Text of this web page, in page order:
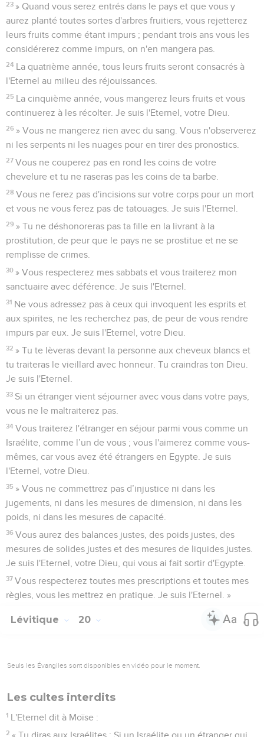
23 » Quand vous serez entrés dans le pays et que vous y
aurez planté toutes sortes d'arbres fruitiers, vous rejetterez
leurs fruits comme étant impurs ; pendant trois ans vous les
considérerez comme impurs, on n'en mangera pas.
24 La quatrième année, tous leurs fruits seront consacrés à
l'Eternel au milieu des réjouissances.
25 La cinquième année, vous mangerez leurs fruits et vous
continuerez à les récolter. Je suis l'Eternel, votre Dieu.
26 » Vous ne mangerez rien avec du sang. Vous n'observerez
ni les serpents ni les nuages pour en tirer des pronostics.
27 Vous ne couperez pas en rond les coins de votre
chevelure et tu ne raseras pas les coins de ta barbe.
28 Vous ne ferez pas d'incisions sur votre corps pour un mort
et vous ne vous ferez pas de tatouages. Je suis l'Eternel.
29 » Tu ne déshonoreras pas ta fille en la livrant à la
prostitution, de peur que le pays ne se prostitue et ne se
remplisse de crimes.
30 » Vous respecterez mes sabbats et vous traiterez mon
sanctuaire avec déférence. Je suis l'Eternel.
31 Ne vous adressez pas à ceux qui invoquent les esprits et
aux spirites, ne les recherchez pas, de peur de vous rendre
impurs par eux. Je suis l'Eternel, votre Dieu.
32 » Tu te lèveras devant la personne aux cheveux blancs et
tu traiteras le vieillard avec honneur. Tu craindras ton Dieu.
Je suis l'Eternel.
33 Si un étranger vient séjourner avec vous dans votre pays,
vous ne le maltraiterez pas.
34 Vous traiterez l'étranger en séjour parmi vous comme un
Israélite, comme l’un de vous ; vous l'aimerez comme vous-
mêmes, car vous avez été étrangers en Egypte. Je suis
l'Eternel, votre Dieu.
35 » Vous ne commettrez pas d’injustice ni dans les
jugements, ni dans les mesures de dimension, ni dans les
poids, ni dans les mesures de capacité.
36 Vous aurez des balances justes, des poids justes, des
mesures de solides justes et des mesures de liquides justes.
Je suis l'Eternel, votre Dieu, qui vous ai fait sortir d'Egypte.
37 Vous respecterez toutes mes prescriptions et toutes mes
règles, vous les mettrez en pratique. Je suis l'Eternel. »
Lévitique 20
Seuls les Évangiles sont disponibles en vidéo pour le moment.
Les cultes interdits
1 L'Eternel dit à Moïse :
2 « Tu diras aux Israélites : Si un Israélite ou un étranger qui